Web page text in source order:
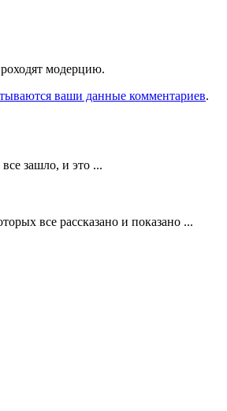
модерцию.
ваши данные комментариев.
зашло, и это ...
все рассказано и показано ...